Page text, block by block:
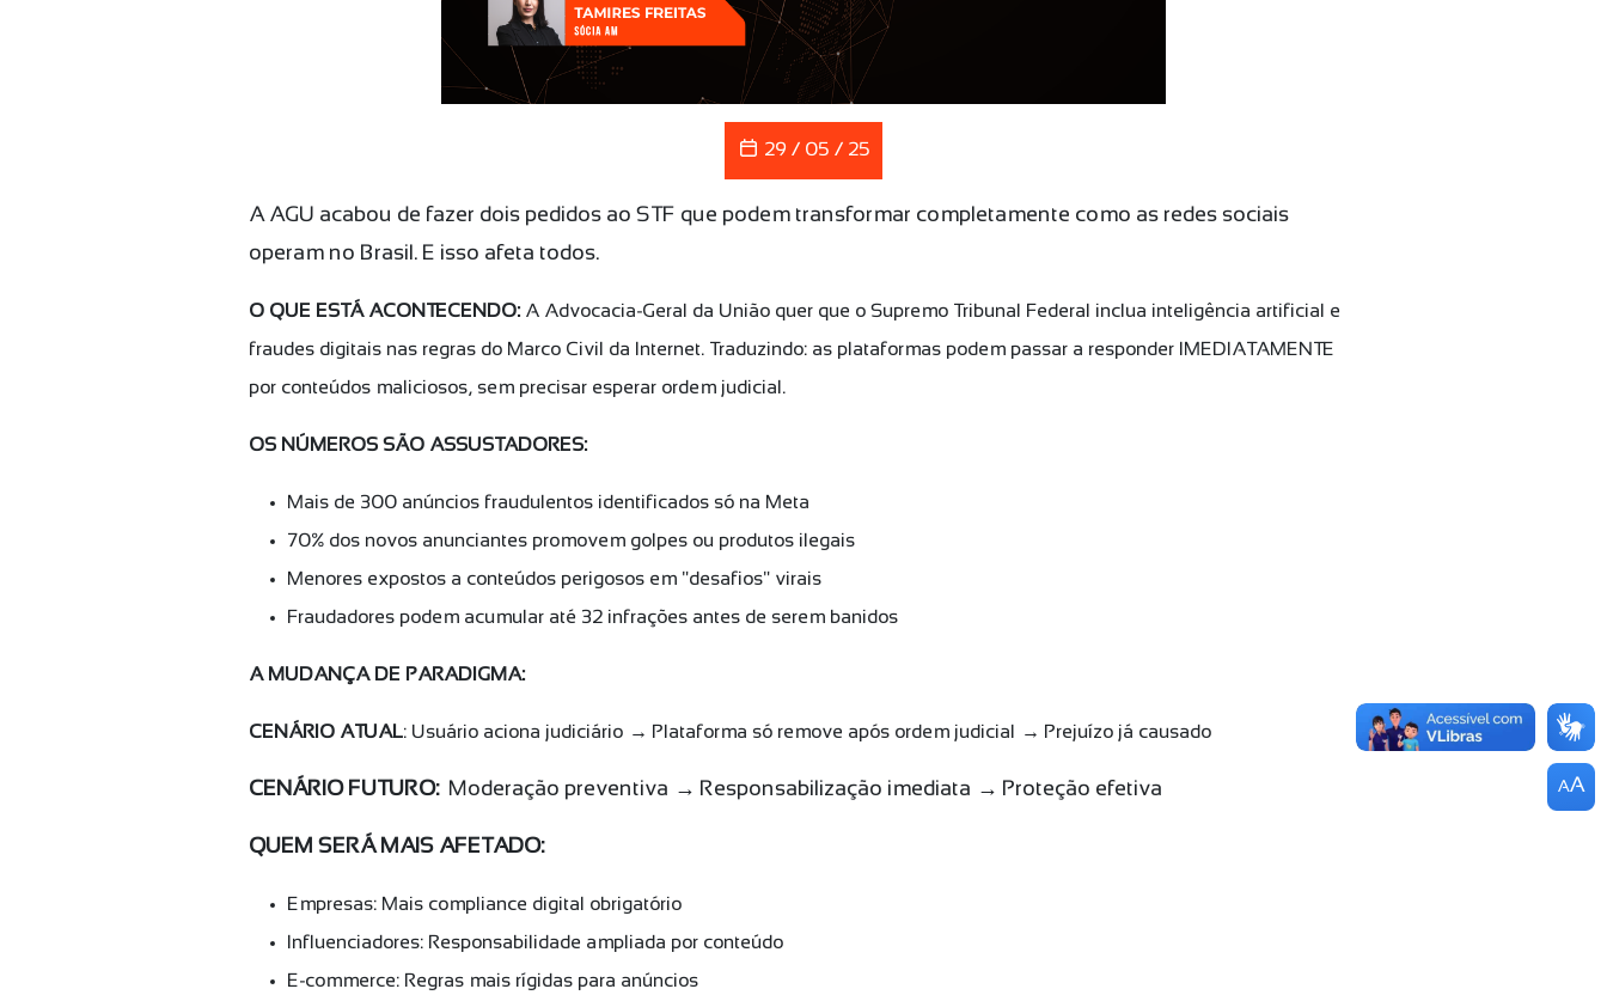
AA
29 / 05 / 25
A AGU acabou de fazer dois pedidos ao STF que podem transformar completamente como as redes sociais
operam no Brasil. E isso afeta todos.
O QUE ESTÁ ACONTECENDO: A Advocacia-Geral da União quer que o Supremo Tribunal Federal inclua inteligência artificial e
fraudes digitais nas regras do Marco Civil da Internet. Traduzindo: as plataformas podem passar a responder IMEDIATAMENTE
por conteúdos maliciosos, sem precisar esperar ordem judicial.
OS NÚMEROS SÃO ASSUSTADORES:
Mais de 300 anúncios fraudulentos identificados só na Meta
70% dos novos anunciantes promovem golpes ou produtos ilegais
Menores expostos a conteúdos perigosos em "desafios" virais
Fraudadores podem acumular até 32 infrações antes de serem banidos
A MUDANÇA DE PARADIGMA:
CENÁRIO ATUAL: Usuário aciona judiciário → Plataforma só remove após ordem judicial → Prejuízo já causado
CENÁRIO FUTURO: Moderação preventiva → Responsabilização imediata → Proteção efetiva
QUEM SERÁ MAIS AFETADO:
Empresas: Mais compliance digital obrigatório
Influenciadores: Responsabilidade ampliada por conteúdo
E-commerce: Regras mais rígidas para anúncios